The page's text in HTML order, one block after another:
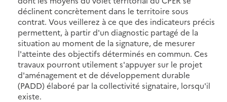
déclinent concrètement dans le territoire sous
contrat. Vous veillerez à ce que des indicateurs précis
permettent, à partir d'un diagnostic partagé de la
situation au moment de la signature, de mesurer
l'atteinte des objectifs déterminés en commun. Ces
travaux pourront utilement s'appuyer sur le projet
d'aménagement et de développement durable
(PADD) élaboré par la collectivité signataire, lorsqu'il
existe.